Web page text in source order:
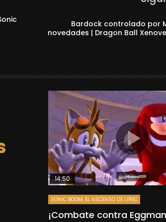
Bardock controlado por
novedades | Dragon Ball
14:50
SONIC BOOM: EL ASCENSO DE LYRIC
¡Combate contra